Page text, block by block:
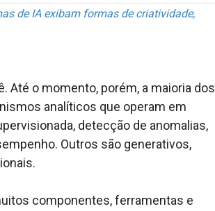
de IA exibam formas de criatividade,
o momento, porém, a maioria dos
analíticos que operam em
detecção de anomalias,
Outros são generativos,
componentes, ferramentas e